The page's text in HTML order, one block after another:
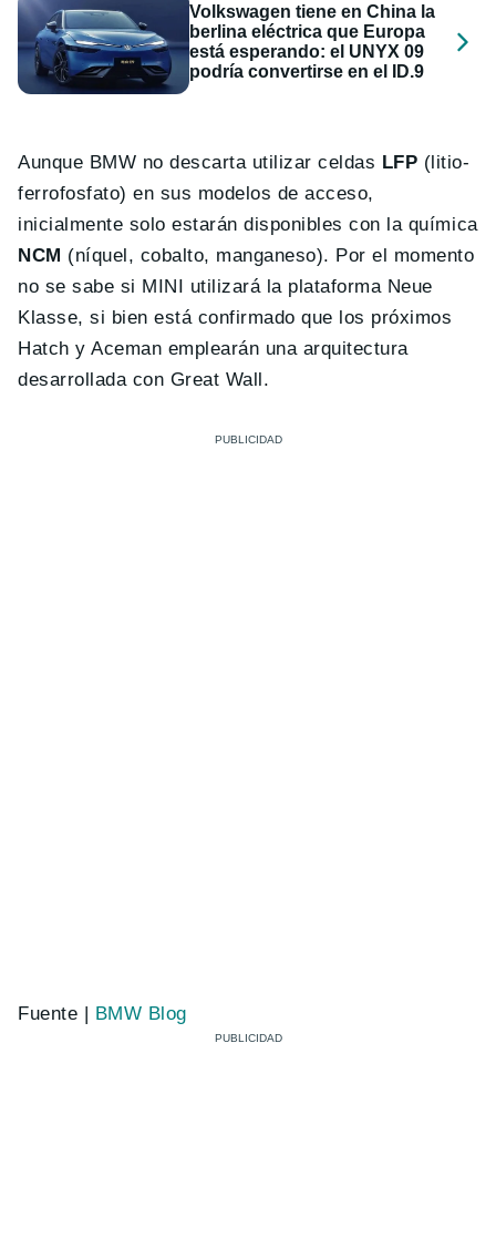
Volkswagen tiene en China la
berlina eléctrica que Europa
está esperando: el UNYX 09
podría convertirse en el ID.9
Aunque BMW no descarta utilizar celdas LFP (litio-
ferrofosfato) en sus modelos de acceso,
inicialmente solo estarán disponibles con la química
NCM (níquel, cobalto, manganeso). Por el momento
no se sabe si MINI utilizará la plataforma Neue
Klasse, si bien está confirmado que los próximos
Hatch y Aceman emplearán una arquitectura
desarrollada con Great Wall.
Fuente | BMW Blog